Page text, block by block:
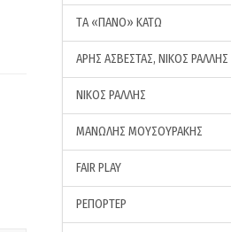
ΤA «ΠΑΝΟ» ΚΑΤΩ
ΑΡΗΣ ΑΣΒΕΣΤΑΣ, ΝΙΚΟΣ ΡΑΛΛΗΣ
ΝΙΚΟΣ ΡΑΛΛΗΣ
ΜΑΝΩΛΗΣ ΜΟΥΣΟΥΡΑΚΗΣ
FAIR PLAY
ΡΕΠΟΡΤΕΡ